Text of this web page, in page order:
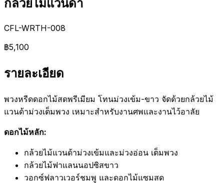
กล้วยไม้แวนด้า
CFL-WRTH-008
฿5,100
รายละเอียด
พวงหรีดดอกไม้สดพรีเมียม โทนม่วงเข้ม-ขาว จัดด้วยกล้วยไม้
แวนด้าม่วงเต็มพวง เหมาะสำหรับงานศพและงานไว้อาลัย
ดอกไม้หลัก:
กล้วยไม้แวนด้าม่วงเข้มและม่วงอ่อน เต็มพวง
กล้วยไม้ฟาแลนนอปซิสขาว
วอกซ์ฟลาวเวอร์ชมพู และดอกไม้แซมสด